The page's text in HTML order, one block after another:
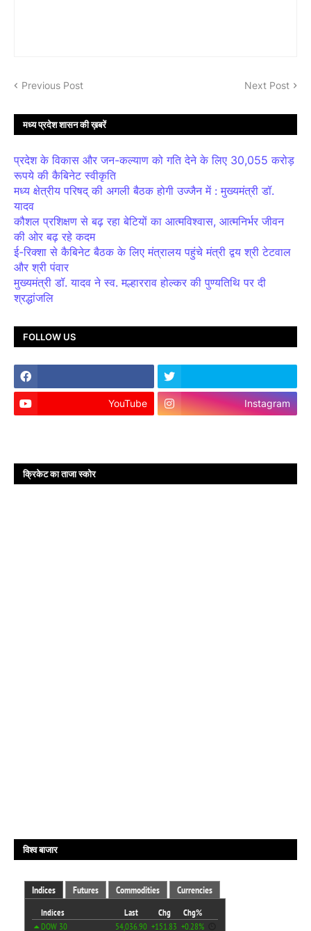
Previous Post Next Post
मध्य प्रदेश शासन की ख़बरें
प्रदेश के विकास और जन-कल्याण को गति देने के लिए 30,055 करोड़
रूपये की कैबिनेट स्वीकृति
मध्य क्षेत्रीय परिषद् की अगली बैठक होगी उज्जैन में : मुख्यमंत्री डॉ.
यादव
कौशल प्रशिक्षण से बढ़ रहा बेटियों का आत्मविश्वास, आत्मनिर्भर जीवन
की ओर बढ़ रहे कदम
ई-रिक्शा से कैबिनेट बैठक के लिए मंत्रालय पहुंचे मंत्री द्वय श्री टेटवाल
और श्री पंवार
मुख्यमंत्री डॉ. यादव ने स्व. मल्हारराव होल्कर की पुण्यतिथि पर दी
श्रद्धांजलि
FOLLOW US
YouTube Instagram
क्रिकेट का ताजा स्कोर
विश्व बाजार